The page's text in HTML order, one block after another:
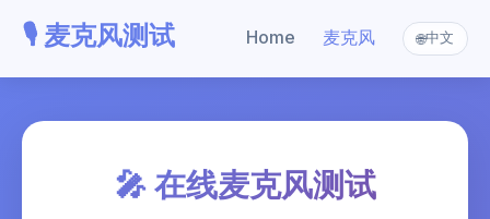
🎙️ 麦克风测试 Home 麦克风 🌐中文
🎤 在线麦克风测试